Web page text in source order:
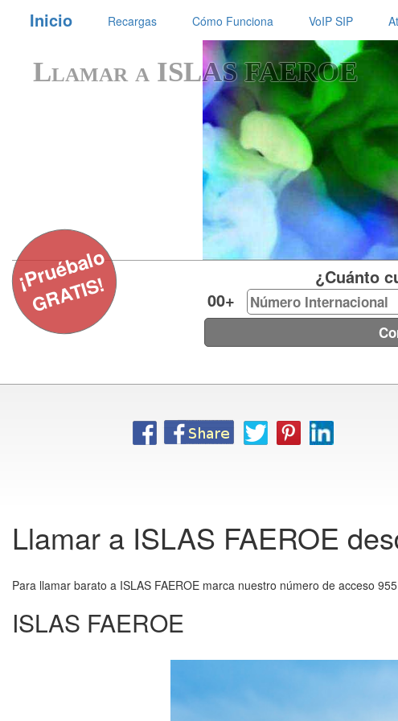
Inicio Recargas Cómo Funciona VoIP SIP
Llamar a ISLAS FAEROE
¡Pruébalo
GRATIS!
¿Cuánto
00+
Llamar a ISLAS FAEROE
Para llamar barato a ISLAS FAEROE marca nuestro número de acceso
ISLAS FAEROE